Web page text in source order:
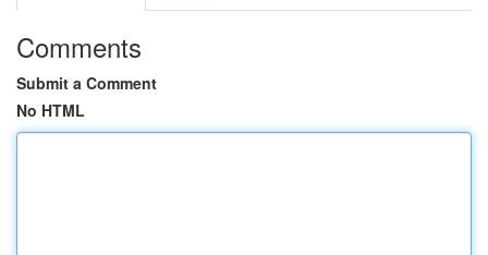
Comments
Submit a Comment
No HTML